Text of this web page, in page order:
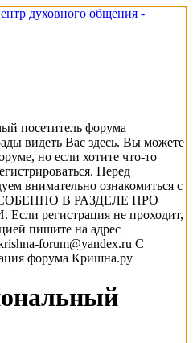
посетитель форума
видеть Вас здесь. Вы можете
но если хотите что-то
Перед
внимательно ознакомиться с
В РАЗДЕЛЕ ПРО
регистрация не проходит,
пишите на адрес
forum@yandex.ru С
форума Кришна.ру